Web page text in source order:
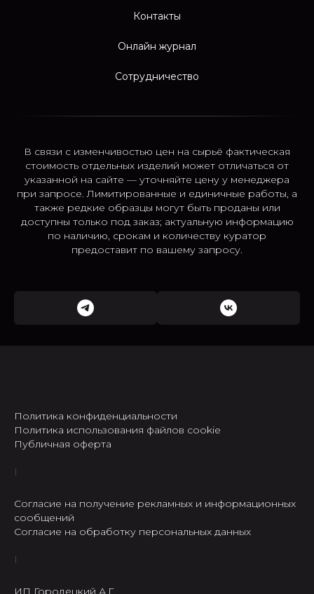
Контакты
Онлайн журнал
Сотрудничество
В связи с изменчивостью цен на сырьё фактическая
стоимость отдельных изделий может отличаться от
указанной на сайте — уточняйте цену у менеджера
при запросе. Лимитированные и единичные работы, а
также редкие образцы могут быть проданы или
доступны только под заказ; актуальную информацию
по наличию, срокам и количеству куратор
предоставит по вашему запросу.
Политика конфиденциальности
Политика использования файлов cookie
Публичная оферта
Согласие на получение рекламных и информационных
сообщений
Согласие на обработку персональных данных
ИП Городецкий А.Г.